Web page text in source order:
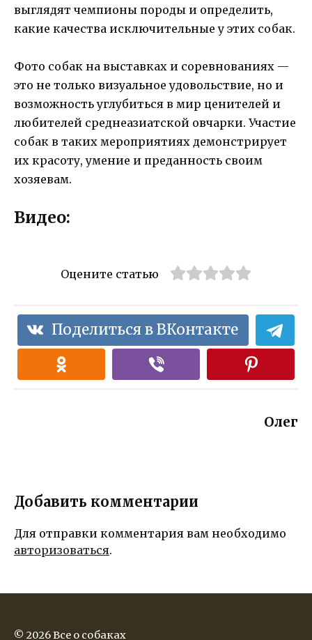
выглядят чемпионы породы и определить,
какие качества исключительные у этих собак.
Фото собак на выставках и соревнованиях —
это не только визуальное удовольствие, но и
возможность углубиться в мир ценителей и
любителей среднеазиатской овчарки. Участие
собак в таких мероприятиях демонстрирует
их красоту, умение и преданность своим
хозяевам.
Видео:
Оцените статью
Поделиться в ВКонтакте
Олег
Добавить комментарии
Для отправки комментария вам необходимо
авторизоваться.
© 2026 Все о собаках